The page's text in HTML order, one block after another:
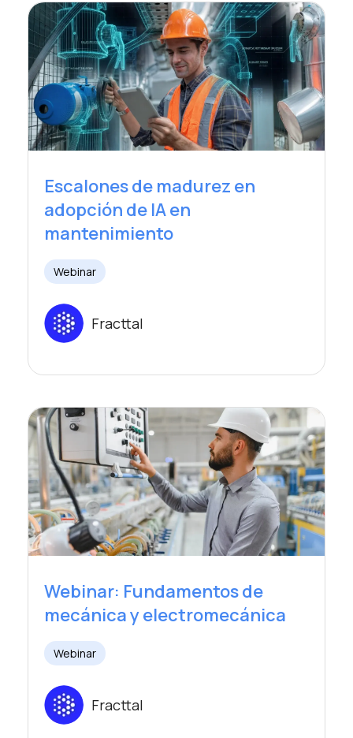
Escalones de madurez en
adopción de IA en
mantenimiento
Webinar
Fracttal
Webinar: Fundamentos de
mecánica y electromecánica
Webinar
Fracttal